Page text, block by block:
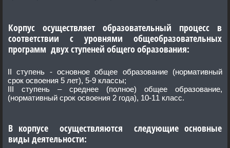
Корпус осуществляет образовательный процесс в
соответствии с уровнями общеобразовательных
программ двух ступеней общего образования:
II ступень - основное общее образование (нормативный
срок освоения 5 лет), 5-9 классы;
III ступень – среднее (полное) общее образование,
(нормативный срок освоения 2 года), 10-11 класс.
В корпусе осуществляются следующие основные
виды деятельности: